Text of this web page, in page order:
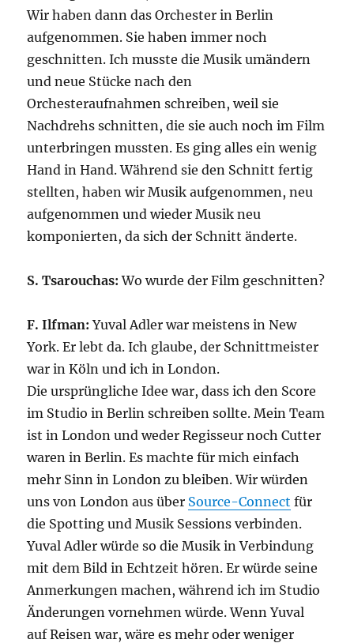
Wir haben dann das Orchester in Berlin
aufgenommen. Sie haben immer noch
geschnitten. Ich musste die Musik umändern
und neue Stücke nach den
Orchesteraufnahmen schreiben, weil sie
Nachdrehs schnitten, die sie auch noch im Film
unterbringen mussten. Es ging alles ein wenig
Hand in Hand. Während sie den Schnitt fertig
stellten, haben wir Musik aufgenommen, neu
aufgenommen und wieder Musik neu
komponierten, da sich der Schnitt änderte.
S. Tsarouchas: Wo wurde der Film geschnitten?
F. Ilfman: Yuval Adler war meistens in New
York. Er lebt da. Ich glaube, der Schnittmeister
war in Köln und ich in London.
Die ursprüngliche Idee war, dass ich den Score
im Studio in Berlin schreiben sollte. Mein Team
ist in London und weder Regisseur noch Cutter
waren in Berlin. Es machte für mich einfach
mehr Sinn in London zu bleiben. Wir würden
uns von London aus über Source-Connect für
die Spotting und Musik Sessions verbinden.
Yuval Adler würde so die Musik in Verbindung
mit dem Bild in Echtzeit hören. Er würde seine
Anmerkungen machen, während ich im Studio
Änderungen vornehmen würde. Wenn Yuval
auf Reisen war, wäre es mehr oder weniger